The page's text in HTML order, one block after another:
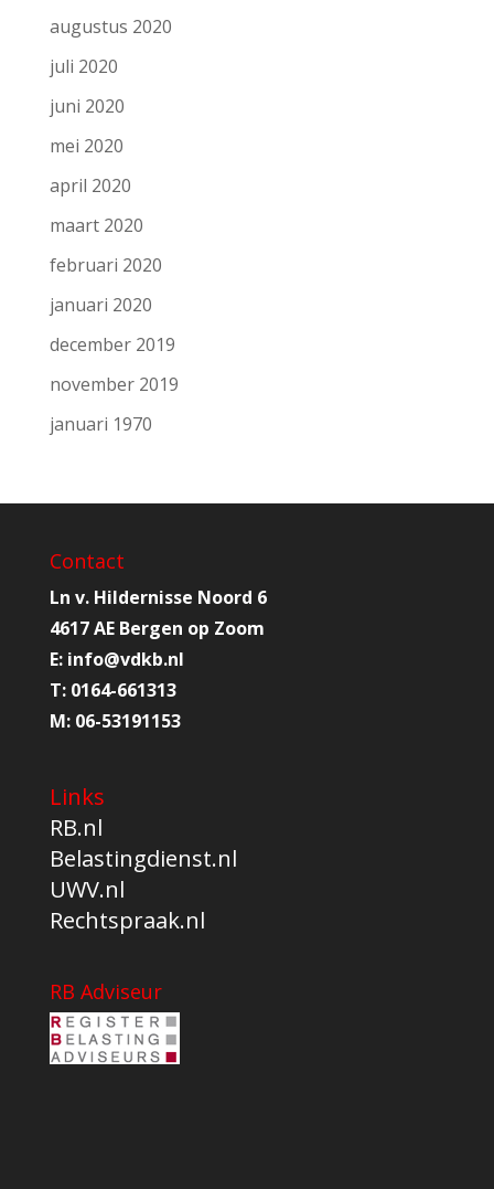
augustus 2020
juli 2020
juni 2020
mei 2020
april 2020
maart 2020
februari 2020
januari 2020
december 2019
november 2019
januari 1970
Contact
Ln v. Hildernisse Noord 6
4617 AE Bergen op Zoom
E: info@vdkb.nl
T: 0164-661313
M: 06-53191153
Links
RB.nl
Belastingdienst.nl
UWV.nl
Rechtspraak.nl
RB Adviseur